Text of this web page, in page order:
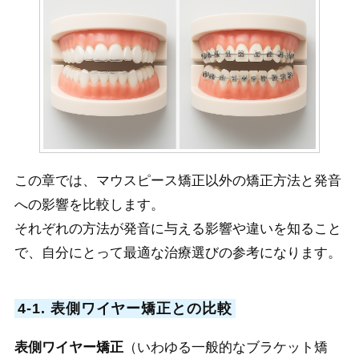
この章では、マウスピース矯正以外の矯正方法と発音
への影響を比較します。
それぞれの方法が発音に与える影響や違いを知ること
で、自分にとって最適な治療選びの参考になります。
4-1. 表側ワイヤー矯正との比較
表側ワイヤー矯正（いわゆる一般的なブラケット矯